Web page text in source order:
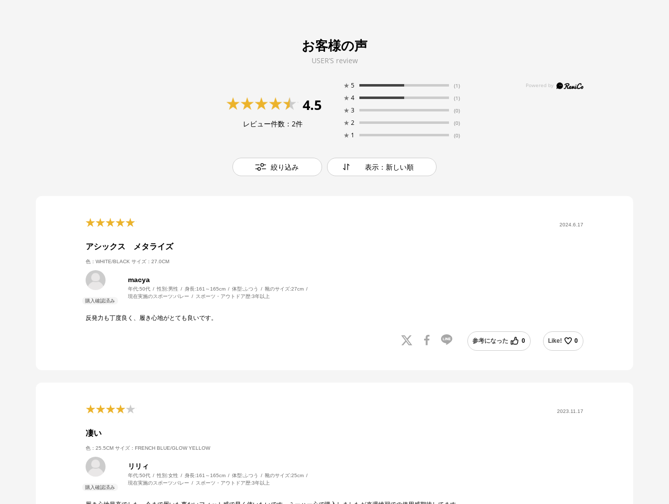
お客様の声
USER’S review
4.5
レビュー件数： 2件
★ 5 (1)
★ 4 (1)
★ 3 (0)
★ 2 (0)
★ 1 (0)
絞り込み 表示：新しい順
2024.6.17
アシックス メタライズ
色：WHITE/BLACK サイズ：27.0CM
macya
年代:50代 性別:男性 身長:161～165cm 体型: ふつう 靴のサイズ:27cm
現在実施のスポーツ:バレー スポーツ・アウトドア歴:3年以上
反発力も丁度良く、履き心地がとても良いです。
参考になった 0 Like! 0
2023.11.17
凄い
色：25.5CM サイズ：FRENCH BLUE/GLOW YELLOW
リリィ
年代:50代 性別:女性 身長:161～165cm 体型: ふつう 靴のサイズ:25cm
現在実施のスポーツ:バレー スポーツ・アウトドア歴:3年以上